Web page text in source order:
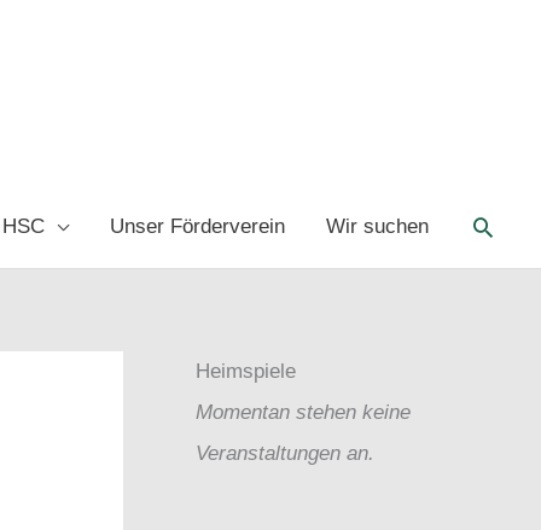
Unser Förderverein Wir suchen
Heimspiele
Momentan stehen keine
Veranstaltungen an.